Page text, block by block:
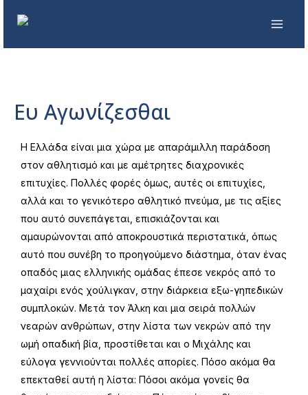
Ευ Αγωνίζεσθαι
Η Ελλάδα είναι μια χώρα με απαράμιλλη παράδοση
στον αθλητισμό και με αμέτρητες διαχρονικές
επιτυχίες. Πολλές φορές όμως, αυτές οι επιτυχίες,
αλλά και το γενικότερο αθλητικό πνεύμα, με τις αξίες
που αυτό συνεπάγεται, επισκιάζονται και
αμαυρώνονται από αποκρουστικά περιστατικά, όπως
αυτό που συνέβη το προηγούμενο διάστημα, όταν ένας
οπαδός μιας ελληνικής ομάδας έπεσε νεκρός από το
μαχαίρι ενός χούλιγκαν, στην διάρκεια εξω-γηπεδικών
συμπλοκών. Μετά τον Άλκη και μια σειρά πολλών
νεαρών ανθρώπων, στην λίστα των νεκρών από την
ωμή οπαδική βία, προστίθεται και ο Μιχάλης και
εύλογα γεννιούνται πολλές απορίες. Πόσο ακόμα θα
επεκταθεί αυτή η λίστα: Πόσοι ακόμα γονείς θα